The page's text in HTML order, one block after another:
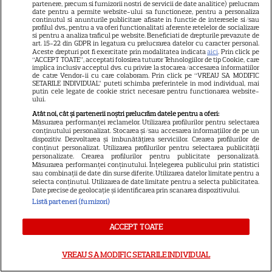
Sitemap
NUMĂRUL CURENT
ABONEAZA-TE LA REVISTĂ
Libertatea
Libertatea pentru femei
Știri mondene
Elle
partenere, precum si furnizorii nostri de servicii de date analitice) prelucram
date pentru a permite website-ului sa functioneze, pentru a personaliza
continutul si anunturile publicitare afisate in functie de interesele si/sau
profilul dvs., pentru a va oferi functionalitati aferente retelelor de socializare
si pentru a analiza traficul pe website. Beneficiati de drepturile prevazute de
art. 15-22 din GDPR in legatura cu prelucrarea datelor cu caracter personal.
Aceste drepturi pot fi exercitate prin modalitatea indicataaici. Prin click pe
“ACCEPT TOATE”, acceptati folosirea tuturor Tehnologiilor de tip Cookie, care
implica inclusiv acceptul dvs. cu privire la stocarea/accesarea informatiilor
de catre Vendor-ii cu care colaboram. Prin click pe “VREAU SA MODIFIC
SETARILE INDIVIDUAL” puteti schimba preferintele in mod individual, mai
putin cele legate de cookie strict necesare pentru functionarea website-
ului.
Atât noi, cât și partenerii noștri prelucrăm datele pentru a oferi:
Măsurarea performanței reclamelor. Utilizarea profilurilor pentru selectarea
conținutului personalizat. Stocarea și/sau accesarea informațiilor de pe un
dispozitiv. Dezvoltarea și îmbunătățirea serviciilor. Crearea profilurilor de
conținut personalizat. Utilizarea profilurilor pentru selectarea publicității
personalizate. Crearea profilurilor pentru publicitate personalizată.
Măsurarea performanței conținutului. Înțelegerea publicului prin statistici
sau combinații de date din surse diferite. Utilizarea datelor limitate pentru a
selecta conținutul. Utilizarea de date limitate pentru a selecta publicitatea.
Date precise de geolocație și identificarea prin scanarea dispozitivului.
Listă parteneri (furnizori)
ACCEPT TOATE
VREAU SA MODIFIC SETARILE INDIVIDUAL